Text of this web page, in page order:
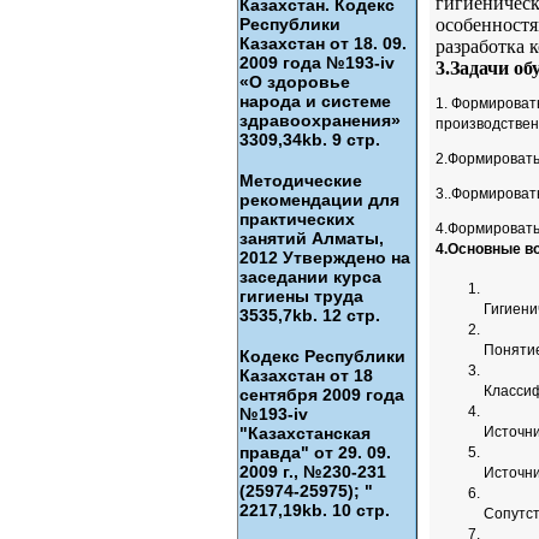
Казахстан. Кодекс
Республики
Казахстан от 18. 09.
2009 года №193-iv
«О здоровье
народа и системе
здравоохранения»
3309,34kb. 9 стр.
Методические
рекомендации для
практических
занятий Алматы,
2012 Утверждено на
заседании курса
гигиены труда
3535,7kb. 12 стр.
Кодекс Республики
Казахстан от 18
сентября 2009 года
№193-iv
"Казахстанская
правда" от 29. 09.
2009 г., №230-231
(25974-25975); "
2217,19kb. 10 стр.
разработка
3.Задачи
1.
4.Основные